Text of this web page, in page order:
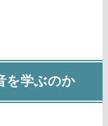
を学ぶのか